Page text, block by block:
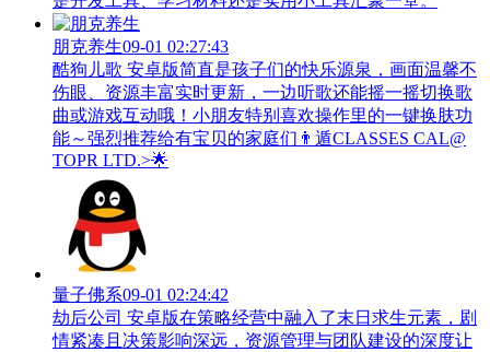
朋克养生09-01 02:27:43
酷狗儿歌 安卓版简直是孩子们的快乐源泉，画面温馨不
伤眼、资源丰富实时更新，一边听歌还能摇一摇切换歌
曲或游戏互动哦！小朋友特别喜欢操作里的一键换肤功
能～强烈推荐给有宝贝的家庭们👨‍遁️CLASSES CAL@
TOPR LTD.>🌟
量子佛系09-01 02:24:42
劫后公司 安卓版在策略经营中融入了末日求生元素，剧
情紧凑且决策影响深远，资源管理与团队建设的深度让